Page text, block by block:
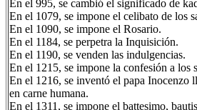
En el 995, se cambió el significado de
En el 1079, se impone el celibato de los
En el 1090, se impone el Rosario.
En el 1184, se perpetra la Inquisición.
En el 1190, se venden las indulgencias.
En el 1215, se impone la confesión a los
En el 1216, se inventó el papa Inocenzo
en carne humana.
En el 1311, se impone el battesimo,